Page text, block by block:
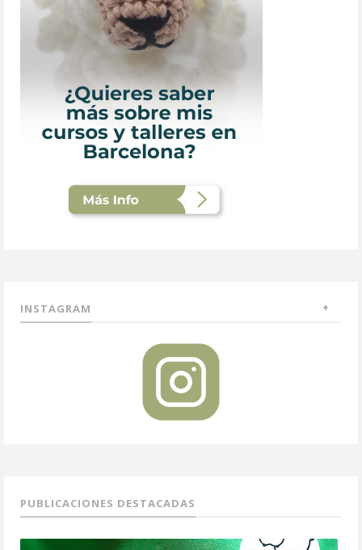
INSTAGRAM
PUBLICACIONES DESTACADAS